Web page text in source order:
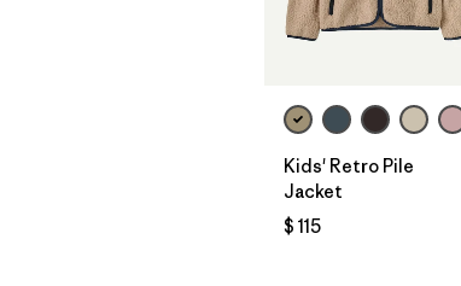
Kids' Retro Pile
Jacket
$ 115